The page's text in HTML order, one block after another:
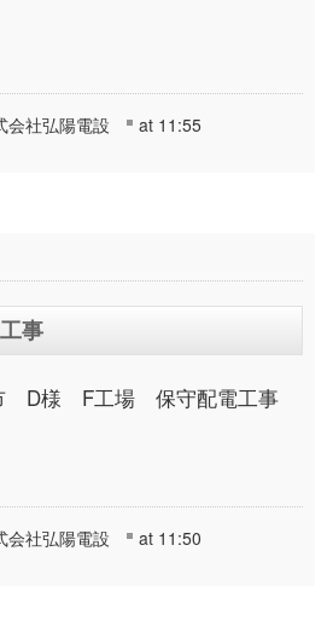
会社弘陽電設 at 11:55
事
D様 F工場 保守配電工事
会社弘陽電設 at 11:50